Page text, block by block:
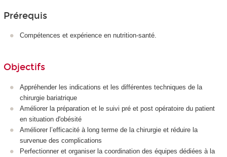
Prérequis
Compétences et expérience en nutrition-santé.
Objectifs
Appréhender les indications et les différentes techniques de la
chirurgie bariatrique
Améliorer la préparation et le suivi pré et post opératoire du patient
en situation d'obésité
Améliorer l’efficacité à long terme de la chirurgie et réduire la
survenue des complications
Perfectionner et organiser la coordination des équipes dédiées à la